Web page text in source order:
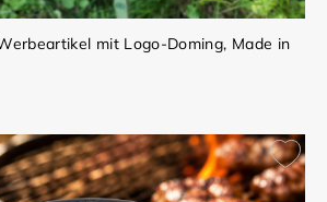
mit Logo-Doming, Made in